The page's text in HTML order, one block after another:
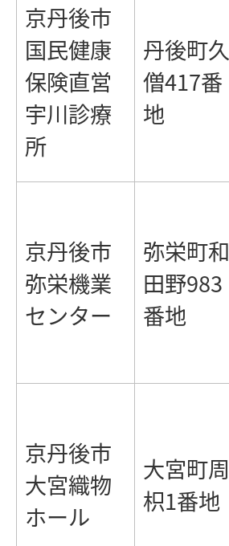
京丹後市
国民健康
保険直営
宇川診療
所
丹後町久
僧417番
地
京丹後市
弥栄機業
センター
弥栄町和
田野983
番地
京丹後市
大宮織物
ホール
大宮町周
枳1番地